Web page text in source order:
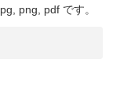
png, pdf です。